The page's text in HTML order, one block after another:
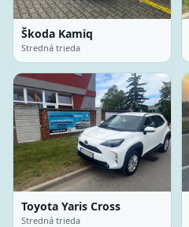
Škoda Kamiq
Stredná trieda
Toyota Yaris Cross
Stredná trieda